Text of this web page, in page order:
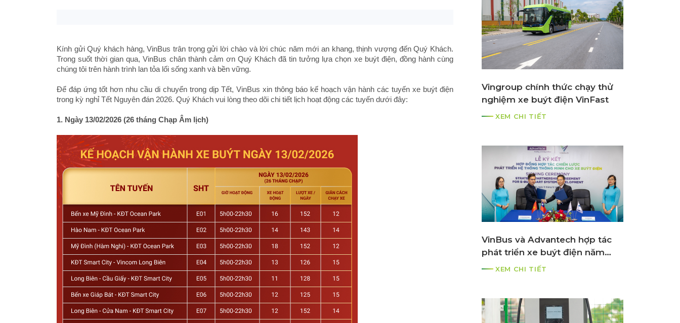
Kính gửi Quý khách hàng, VinBus trân trọng gửi lời chào và lời chúc năm mới an khang, thịnh vượng đến Quý Khách.
Trong suốt thời gian qua, VinBus chân thành cảm ơn Quý Khách đã tin tưởng lựa chọn xe buýt điện, đồng hành cùng
chúng tôi trên hành trình lan tỏa lối sống xanh và bền vững.
Để đáp ứng tốt hơn nhu cầu di chuyển trong dịp Tết, VinBus xin thông báo kế hoạch vận hành các tuyến xe buýt điện
trong kỳ nghỉ Tết Nguyên đán 2026. Quý Khách vui lòng theo dõi chi tiết lịch hoạt động các tuyến dưới đây:
1. Ngày 13/02/2026 (26 tháng Chạp Âm lịch)
Vingroup chính thức chạy thử
nghiệm xe buýt điện VinFast
XEM CHI TIẾT
VinBus và Advantech hợp tác
phát triển xe buýt điện năm
2021XEM CHI TIẾT